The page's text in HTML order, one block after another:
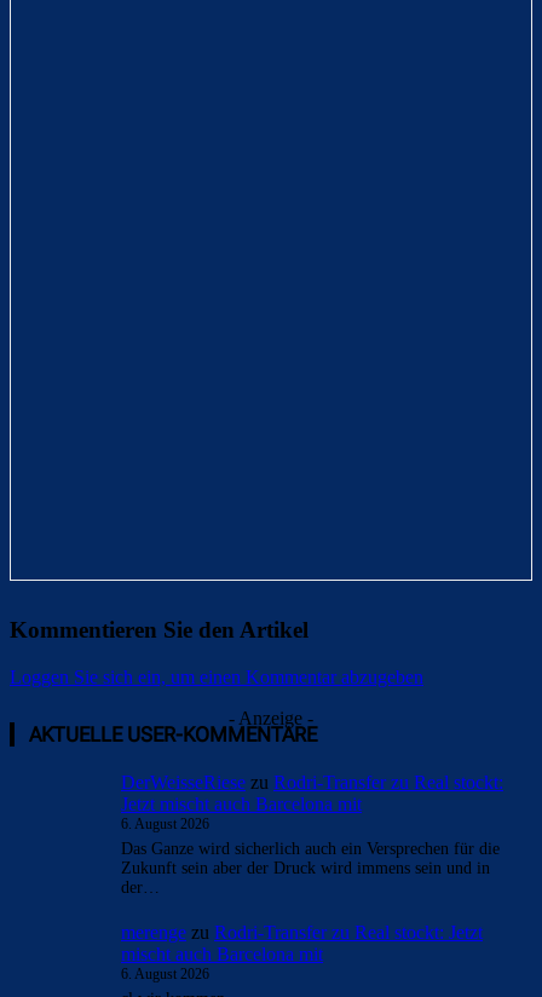
Kommentieren Sie den Artikel
Loggen Sie sich ein, um einen Kommentar abzugeben
- Anzeige -
AKTUELLE USER-KOMMENTARE
DerWeisseRiese zu Rodri-Transfer zu Real stockt:
Jetzt mischt auch Barcelona mit
6. August 2026
Das Ganze wird sicherlich auch ein Versprechen für die
Zukunft sein aber der Druck wird immens sein und in
der…
merenge zu Rodri-Transfer zu Real stockt: Jetzt
mischt auch Barcelona mit
6. August 2026